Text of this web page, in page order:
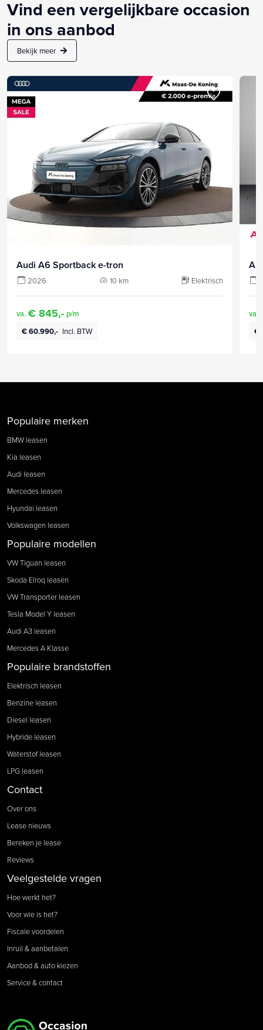
Vind een vergelijkbare occasion
in ons aanbod
Bekijk meer
Audi A6 Sportback e-tron
2026 10 km Elektrisch
va. € 845,- p/m
€ 60.990,- Incl. BTW
va.
€
Populaire merken
BMW leasen
Kia leasen
Audi leasen
Mercedes leasen
Hyundai leasen
Volkswagen leasen
Populaire modellen
VW Tiguan leasen
Skoda Elroq leasen
VW Transporter leasen
Tesla Model Y leasen
Audi A3 leasen
Mercedes A Klasse
Populaire brandstoffen
Elektrisch leasen
Benzine leasen
Diesel leasen
Hybride leasen
Waterstof leasen
LPG leasen
Contact
Over ons
Lease nieuws
Bereken je lease
Reviews
Veelgestelde vragen
Hoe werkt het?
Voor wie is het?
Fiscale voordelen
Inruil & aanbetalen
Aanbod & auto kiezen
Service & contact